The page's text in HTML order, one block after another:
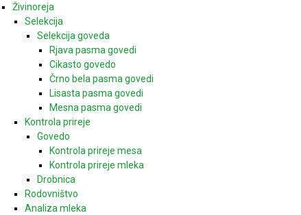
Živinoreja
Selekcija
Selekcija goveda
Rjava pasma govedi
Cikasto govedo
Črno bela pasma govedi
Lisasta pasma govedi
Mesna pasma govedi
Kontrola prireje
Govedo
Kontrola prireje mesa
Kontrola prireje mleka
Drobnica
Rodovništvo
Analiza mleka